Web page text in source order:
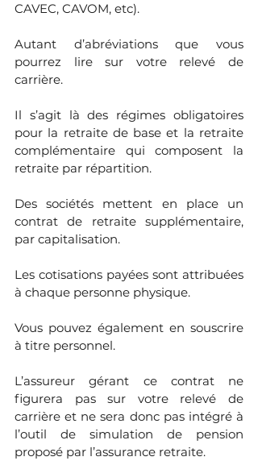
CAVEC, CAVOM, etc).
Autant d’abréviations que vous
pourrez lire sur votre relevé de
carrière.
Il s’agit là des régimes obligatoires
pour la retraite de base et la retraite
complémentaire qui composent la
retraite par répartition.
Des sociétés mettent en place un
contrat de retraite supplémentaire,
par capitalisation.
Les cotisations payées sont attribuées
à chaque personne physique.
Vous pouvez également en souscrire
à titre personnel.
L’assureur gérant ce contrat ne
figurera pas sur votre relevé de
carrière et ne sera donc pas intégré à
l’outil de simulation de pension
proposé par l’assurance retraite.